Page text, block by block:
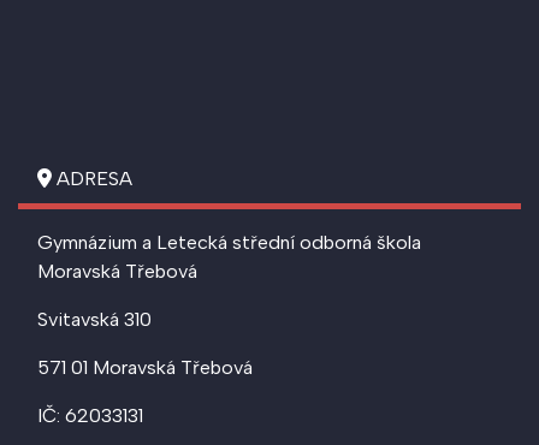
ADRESA
Gymnázium a Letecká střední odborná škola
Moravská Třebová
Svitavská 310
571 01 Moravská Třebová
IČ: 62033131